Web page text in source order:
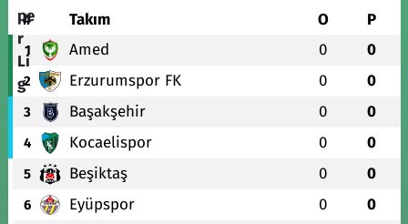
# Takım O P
1 Amed 0 0
2 Erzurumspor FK 0 0
3 Başakşehir 0 0
4 Kocaelispor 0 0
5 Beşiktaş 0 0
6 Eyüpspor 0 0